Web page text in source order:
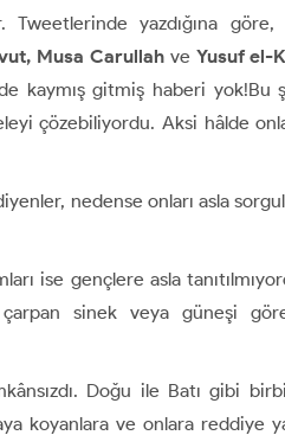
Tweetlerinde yazdığına
Musa Carullahve Yusuf el-
kaymış gitmiş haberi yok!Bu
çözebiliyordu. Aksi hâlde
nedense onları asla
ise gençlere asla
çarpan sinek veya güneşi
Doğu ile Batı gibi
koyanlara ve onlara reddiye